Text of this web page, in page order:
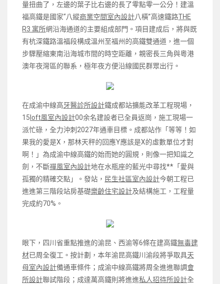
量扭曲了，左邊的葉子比右邊的長了零點零一公分！建溫
福高鐵是國家“八縱商業空間室內設計八橫”高速鐵路THE
R3 寓所網沿海通道的主要組成部門。項目建成后，將與既
有杭深鐵路溫福段構成溫州至福州的高鐵雙通道，進一個
步驟壓縮東南沿海城市間的時空距離，親密長三角與粵港
澳年夜灣區的聯系，極年夜方便沿線國民群眾出行。
在成渝中線高牙醫診所設計鐵成都站擴能改革工程現場，
15 loft風室內設計00余名建設者已全員返崗，施工現場一
派忙碌，全力沖刺2027年通車目標。成都站作「等等！如
果我的愛是X，那林天秤的回應Y應該是X的虛數單位才對
啊！」為成渝中線高鐵的始而她的圓規，則像一把知識之
劍，不斷禪風室內設計地在水瓶座的藍光中尋找**「愛與
孤獨的精確交點」。發站， 民生社區室內設計今朝工程已
進進第三階段站房基礎樂齡住宅設計及結構施工，工程量
完成約70%。
眼下，四川省重點推進的渝昆、西渝等6條在建高鐵無毒建
材已周全復工。按計劃，本年渝昆高鐵川渝段將爭取具天
母室內設計備通車條件；成渝中線高鐵將周全進進聯調會
所設計聯試階段；成達萬高鐵則將進進私人招待所設計全